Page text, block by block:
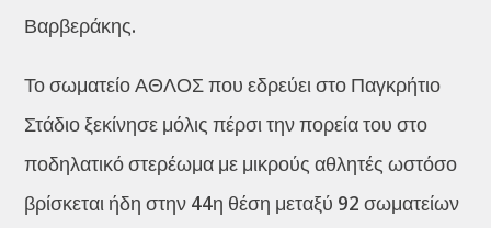
Βαρβεράκης.
Το σωματείο ΑΘΛΟΣ που εδρεύει στο Παγκρήτιο
Στάδιο ξεκίνησε μόλις πέρσι την πορεία του στο
ποδηλατικό στερέωμα με μικρούς αθλητές ωστόσο
βρίσκεται ήδη στην 44η θέση μεταξύ 92 σωματείων